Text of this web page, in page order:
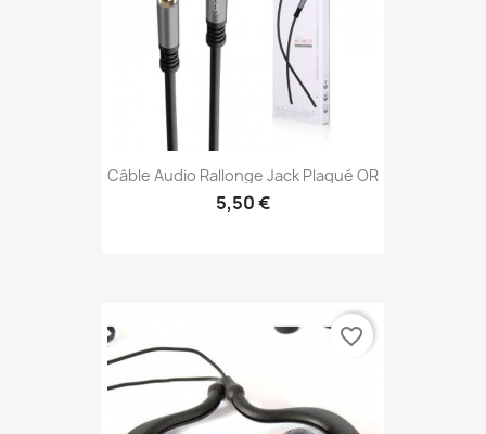
Câble Audio Rallonge Jack Plaqué OR
5,50 €
favorite_border